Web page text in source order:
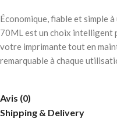
Économique, fiable et simple
70ML est un choix intelligent
votre imprimante tout en
remarquable à chaque
Avis (0)
Shipping & Delivery